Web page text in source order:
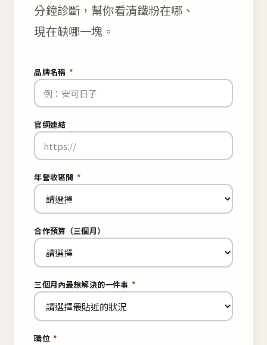
分鐘診斷，幫你看清鐵粉在哪、
現在缺哪一塊。
品牌名稱 *
官網連結
年營收區間 *
合作預算（三個月）
三個月內最想解決的一件事 *
職位 *